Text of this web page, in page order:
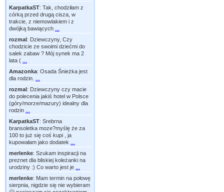
KarpatkaST: Tak, chodziłam z
córką przed drugą cisza, w
trakcie, z niemowlakiem i z
dwójką bawiących
rozmal: Dziewczyny, Czy
chodzicie ze swoimi dziećmi do
salek zabaw ? Mój synek ma 2
lata (
Amazonka: Osada Śnieżka jest
dla rodzin.
rozmal: Dziewczyny czy macie
do polecenia jakiś hotel w Polsce
(góry/morze/mazury) idealny dla
rodzin
KarpatkaST: Srebrna
bransoletka moze?myślę że za
100 to już się coś kupi , ja
kupowałam jako dodatek
merlenke: Szukam inspiracji na
preznet dla bliskiej koleżanki na
urodziny :) Co warto jest je
merlenke: Mam termin na połowę
sierpnia, nigdzie się nie wybieram